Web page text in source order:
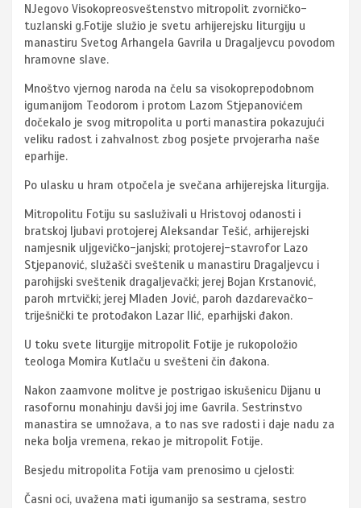
NJegovo Visokopreosveštenstvo mitropolit zvorničko-
tuzlanski g.Fotije služio je svetu arhijerejsku liturgiju u
manastiru Svetog Arhangela Gavrila u Dragaljevcu povodom
hramovne slave.
Mnoštvo vjernog naroda na čelu sa visokoprepodobnom
igumanijom Teodorom i protom Lazom Stjepanovićem
dočekalo je svog mitropolita u porti manastira pokazujući
veliku radost i zahvalnost zbog posjete prvojerarha naše
eparhije.
Po ulasku u hram otpočela je svečana arhijerejska liturgija.
Mitropolitu Fotiju su sasluživali u Hristovoj odanosti i
bratskoj ljubavi protojerej Aleksandar Tešić, arhijerejski
namjesnik uljgevičko-janjski; protojerej-stavrofor Lazo
Stjepanović, služašči sveštenik u manastiru Dragaljevcu i
parohijski sveštenik dragaljevački; jerej Bojan Krstanović,
paroh mrtvički; jerej Mladen Jović, paroh dazdarevačko-
triješnički te protođakon Lazar Ilić, eparhijski đakon.
U toku svete liturgije mitropolit Fotije je rukopoložio
teologa Momira Kutlaču u svešteni čin đakona.
Nakon zaamvone molitve je postrigao iskušenicu Dijanu u
rasofornu monahinju davši joj ime Gavrila. Sestrinstvo
manastira se umnožava, a to nas sve radosti i daje nadu za
neka bolja vremena, rekao je mitropolit Fotije.
​Besjedu mitropolita Fotija vam prenosimo u cjelosti:
Časni oci, uvažena mati igumanijo sa sestrama, sestro